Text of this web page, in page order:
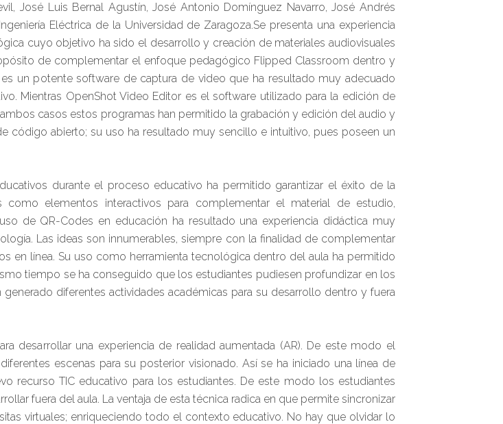
José Luis Bernal Agustín, José Antonio Domínguez Navarro, José Andrés
Eléctrica de la Universidad de Zaragoza.Se presenta una experiencia
cuyo objetivo ha sido el desarrollo y creación de materiales audiovisuales
de complementar el enfoque pedagógico Flipped Classroom dentro y
un potente software de captura de video que ha resultado muy adecuado
Mientras OpenShot Video Editor es el software utilizado para la edición de
casos estos programas han permitido la grabación y edición del audio y
código abierto; su uso ha resultado muy sencillo e intuitivo, pues poseen un
durante el proceso educativo ha permitido garantizar el éxito de la
elementos interactivos para complementar el material de estudio,
de QR-Codes en educación ha resultado una experiencia didáctica muy
Las ideas son innumerables, siempre con la finalidad de complementar
en línea. Su uso como herramienta tecnológica dentro del aula ha permitido
tiempo se ha conseguido que los estudiantes pudiesen profundizar en los
diferentes actividades académicas para su desarrollo dentro y fuera
desarrollar una experiencia de realidad aumentada (AR). De este modo el
escenas para su posterior visionado. Así se ha iniciado una línea de
recurso TIC educativo para los estudiantes. De este modo los estudiantes
fuera del aula. La ventaja de esta técnica radica en que permite sincronizar
virtuales; enriqueciendo todo el contexto educativo. No hay que olvidar lo